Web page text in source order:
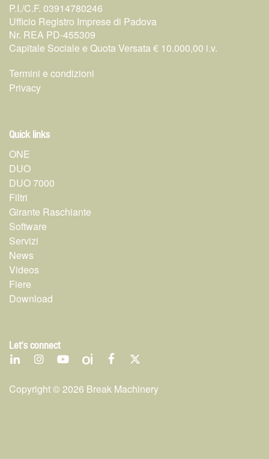
P.I./C.F. 03914780246
Ufficio Registro Imprese di Padova
Nr. REA PD-455309
Capitale Sociale e Quota Versata € 10.000,00 i.v.
Termini e condizioni
Privacy
Quick links
ONE
DUO
DUO 7000
Filtri
Girante Raschiante
Software
Servizi
News
Videos
Fiere
Download
Let's connect
Copyright ©2026 Break Machinery